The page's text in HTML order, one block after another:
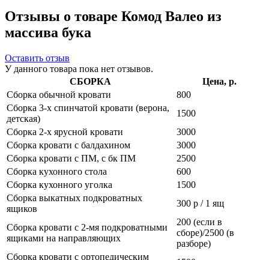
Отзывы о товаре Комод Валео из
массива бука
Оставить отзыв
У данного товара пока нет отзывов.
СБОРКА
Цена, р.
Сборка обычной кровати
800
Сборка 3-х спинчатой кровати (верона,
детская)
1500
Сборка 2-х ярусной кровати
3000
Сборка кровати с балдахином
3000
Сборка кровати с ПМ, с бк ПМ
2500
Сборка кухонного стола
600
Сборка кухонного уголка
1500
Сборка выкатных подкроватных
ящиков
300 р / 1 ящ
Сборка кровати с 2-мя подкроватными
ящиками на направляющих
200 (если в
сборе)/2500 (в
разборе)
Сборка кровати с ортопедическим